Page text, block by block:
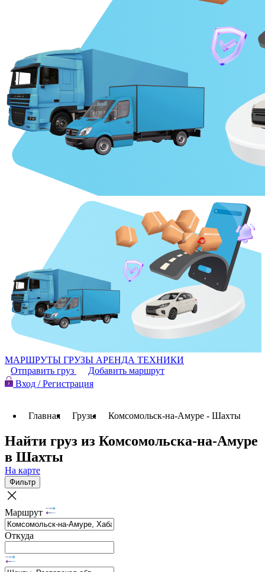
МАРШРУТЫ ГРУЗЫ АРЕНДА ТЕХНИКИ
Отправить груз
Добавить маршрут
Вход / Регистрация
Главная Грузы Комсомольск-на-Амуре - Шахты
Найти груз из Комсомольска-на-Амуре
в Шахты
На карте
Фильтр
Маршрут
Откуда